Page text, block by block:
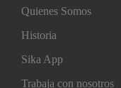
Quienes Somos
Historia
Sika App
Trabaja con nosotros